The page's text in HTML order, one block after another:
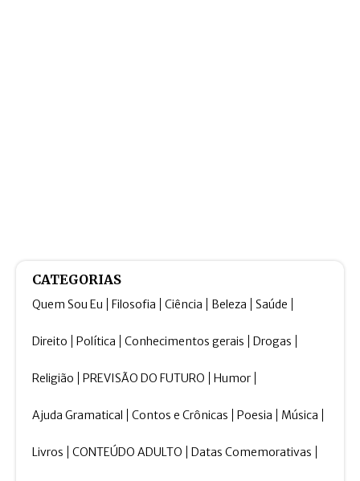
CATEGORIAS
Quem Sou Eu Filosofia Ciência Beleza Saúde
Direito Política Conhecimentos gerais Drogas
Religião PREVISÃO DO FUTURO Humor
Ajuda Gramatical Contos e Crônicas Poesia Música
Livros CONTEÚDO ADULTO Datas Comemorativas